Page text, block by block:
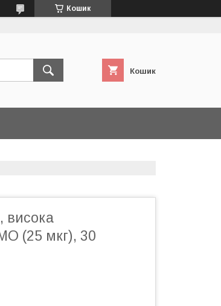
Кошик
Кошик
висока
(25 мкг), 30